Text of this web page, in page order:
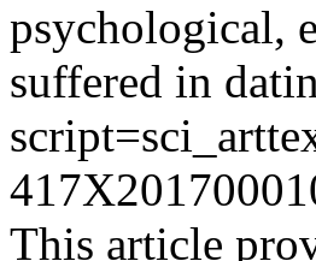
psychological,
suffered in
This article